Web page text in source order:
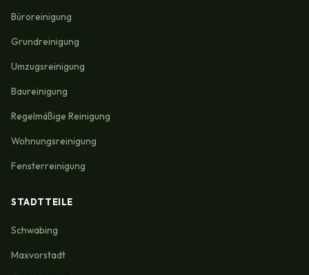
Büroreinigung
Grundreinigung
Umzugsreinigung
Baureinigung
Regelmäßige Reinigung
Wohnungsreinigung
Fensterreinigung
STADTTEILE
Schwabing
Maxvorstadt